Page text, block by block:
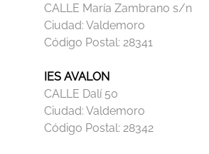
CALLE María Zambrano s/n
Ciudad:Valdemoro
Código Postal:28341
IES AVALON
CALLE Dalí 50
Ciudad:Valdemoro
Código Postal:28342